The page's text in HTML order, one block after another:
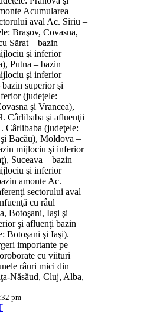
Acumularea
aval Ac. Siriu –
Braşov, Covasna,
Sărat – bazin
şi inferior
Putna – bazin
şi inferior
superior şi
(judeţele:
şi Vrancea),
Cârlibaba şi afluenţii
Cârlibaba (judeţele:
Bacău), Moldova –
mijlociu şi inferior
Suceava – bazin
şi inferior
amonte Ac.
sectorului aval
cu râul
Botoşani, Iaşi şi
şi afluenţi bazin
Botoşani şi Iaşi).
importante pe
cu viituri
râuri mici din
Năsăud, Cluj, Alba,
pm